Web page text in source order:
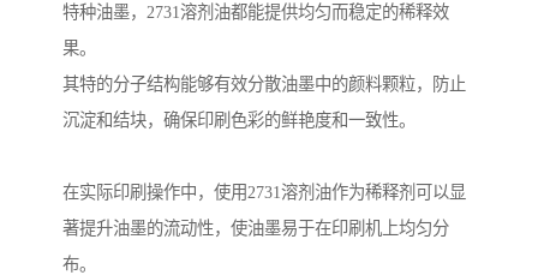
特种油墨，2731溶剂油都能提供均匀而稳定的稀释效
果。
其特的分子结构能够有效分散油墨中的颜料颗粒，防止
沉淀和结块，确保印刷色彩的鲜艳度和一致性。
在实际印刷操作中，使用2731溶剂油作为稀释剂可以显
著提升油墨的流动性，使油墨易于在印刷机上均匀分
布。